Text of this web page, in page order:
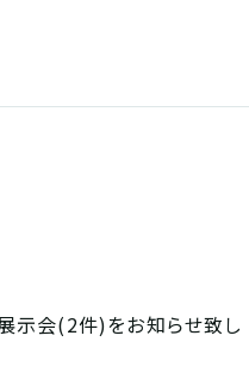
示会(2件)をお知らせ致し